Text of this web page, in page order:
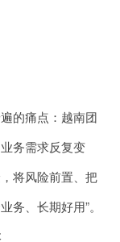
的痛点：越南团
务需求反复变
将风险前置、把
务、长期好用”。